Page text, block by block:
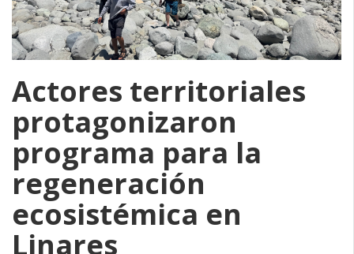
Actores territoriales
protagonizaron
programa para la
regeneración
ecosistémica en
Linares